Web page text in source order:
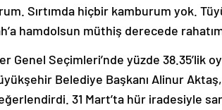
Sırtımda hiçbir kamburum yok.
hamdolsun müthiş derecede
Genel Seçimleri’nde yüzde 38.35’lik
Belediye Başkanı Alinur
31 Mart’ta hür iradesiyle